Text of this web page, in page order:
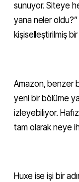
sunuyor. Siteye
yana neler oldu?”
kişiselleştirilmiş
Amazon, benzer
yeni bir bölüme
izleyebiliyor.
tam olarak neye
Huxe ise işi bir